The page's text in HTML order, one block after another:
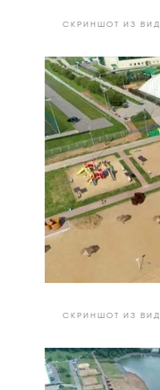
СКРИНШОТ ИЗ
СКРИНШОТ ИЗ